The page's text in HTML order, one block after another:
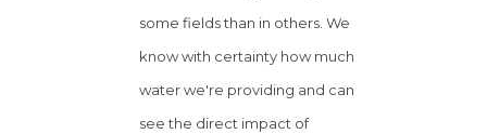
some fields than in others. We
know with certainty how much
water we're providing and can
see the direct impact of